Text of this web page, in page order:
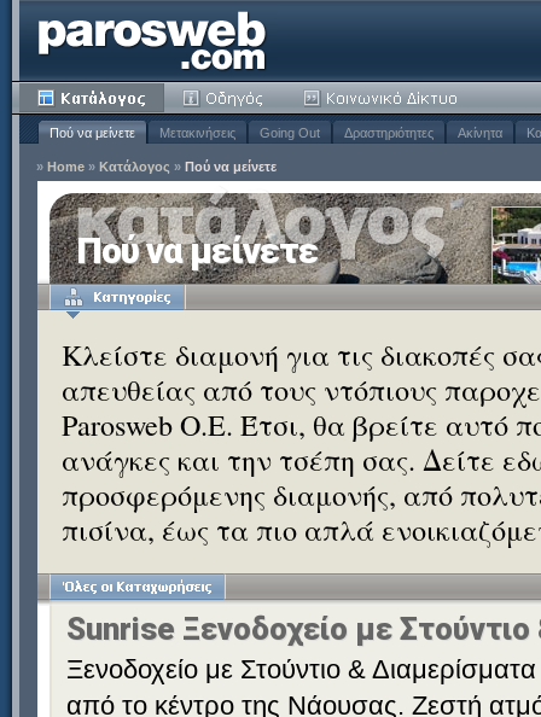
Πού να μείνετε Μετακινήσεις Going Out Δραστηριότητες Ακίνητα
» Home » Κατάλογος » Πού να μείνετε
Πού να μείνετε
Κλείστε διαμονή για τις διακοπές
απευθείας από τους ντόπιους
Parosweb Ο.Ε. Έτσι, θα βρείτε αυτό
ανάγκες και την τσέπη σας. Δείτε
προσφερόμενης διαμονής, από
πισίνα, έως τα πιο απλά
Sunrise Ξενοδοχείο με
Ξενοδοχείο με Στούντιο &
από το κέντρο της Νάουσας. Ζεστή